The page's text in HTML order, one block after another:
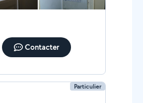
Contacter
Particulier